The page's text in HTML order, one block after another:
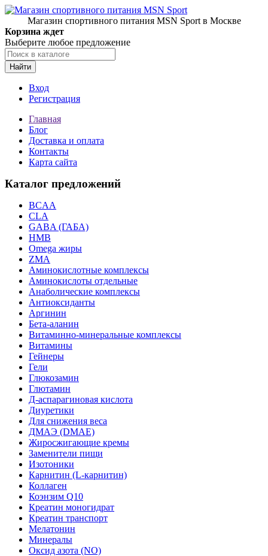
Магазин спортивного питания MSN Sport в Москве
Корзина ждет
Выберите любое предложение
Найти
Вход
Регистрация
Главная
Блог
Доставка и оплата
Контакты
Карта сайта
Каталог предложений
BCAA
CLA
GABA (ГАБА)
HMB
Omega жиры
ZMA
Аминокислотные комплексы
Аминокислоты отдельные
Анаболические комплексы
Антиоксиданты
Аргинин
Бета-аланин
Витаминно-минеральные комплексы
Витамины
Гейнеры
Гели
Глюкозамин
Глютамин
Д-аспарагиновая кислота
Диуретики
Для снижения веса
ДМАЭ (DMAE)
Жиросжигающие кремы
Заменители пищи
Изотоники
Карнитин (L-карнитин)
Коллаген
Коэнзим Q10
Креатин моногидрат
Креатин транспорт
Мелатонин
Минералы
Оксид азота (NO)